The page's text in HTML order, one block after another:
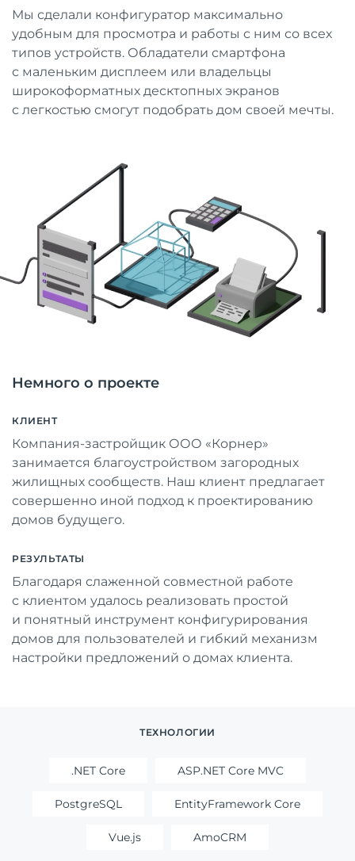
Мы сделали конфигуратор максимально
удобным для просмотра и работы с ним со всех
типов устройств. Обладатели смартфона
с маленьким дисплеем или владельцы
широкоформатных десктопных экранов
с легкостью смогут подобрать дом своей мечты.
Немного о проекте
КЛИЕНТ
Компания-застройщик ООО «Корнер»
занимается благоустройством загородных
жилищных сообществ. Наш клиент предлагает
совершенно иной подход к проектированию
домов будущего.
РЕЗУЛЬТАТЫ
Благодаря слаженной совместной работе
с клиентом удалось реализовать простой
и понятный инструмент конфигурирования
домов для пользователей и гибкий механизм
настройки предложений о домах клиента.
ТЕХНОЛОГИИ
.NET Core ASP.NET Core MVC
PostgreSQL EntityFramework Core
Vue.js AmoCRM